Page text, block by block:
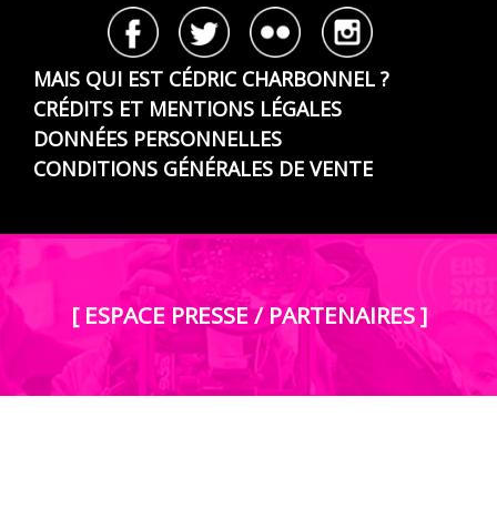
MAIS QUI EST CÉDRIC CHARBONNEL ?
CRÉDITS ET MENTIONS LÉGALES
DONNÉES PERSONNELLES
CONDITIONS GÉNÉRALES DE VENTE
[ ESPACE PRESSE / PARTENAIRES ]